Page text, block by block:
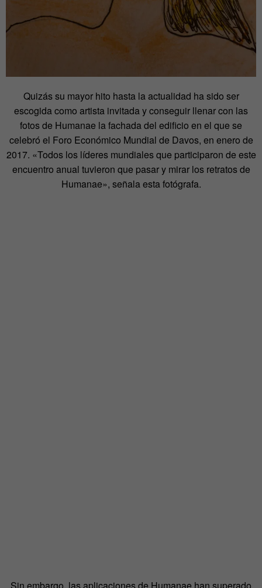
Quizás su mayor hito hasta la actualidad ha sido ser
escogida como artista invitada y conseguir llenar con las
fotos de Humanae la fachada del edificio en el que se
celebró el Foro Económico Mundial de Davos, en enero de
2017. «Todos los líderes mundiales que participaron de este
encuentro anual tuvieron que pasar y mirar los retratos de
Humanae», señala esta fotógrafa.
Sin embargo, las aplicaciones de Humanae han superado